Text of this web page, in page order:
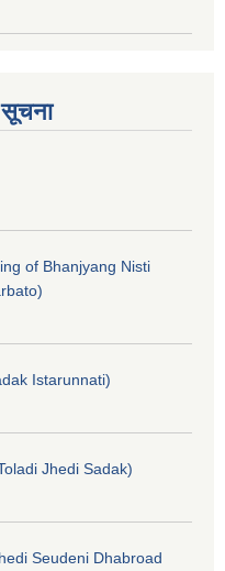
सूचना
of Bhanjyang Nisti
Istarunnati)
Jhedi Sadak)
Seudeni Dhabroad